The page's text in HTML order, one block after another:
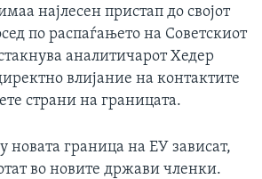
најлесен пристап до својот
по распаѓањето на Советскиот
аналитичарот Хедер
влијание на контактите
страни на границата.
новата граница на ЕУ зависат,
во новите држави членки.